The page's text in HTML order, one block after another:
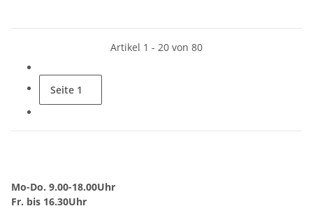
Artikel 1 - 20 von 80
Seite 1
Mo-Do. 9.00-18.00Uhr
Fr. bis 16.30Uhr